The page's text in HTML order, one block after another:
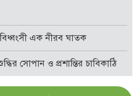
এক নীরব ঘাতক
সোপান ও প্রশান্তির চাবিকাঠি